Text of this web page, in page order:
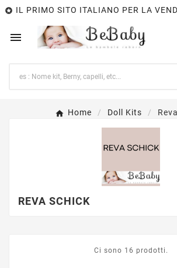
 IL PRIMO SITO ITALIANO PER LA

Home Doll Kits
REVA SCHICK
Ci sono 16 prodotti.